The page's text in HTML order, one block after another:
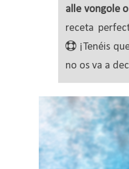
alle vongole
receta
¡Tenéis
no os va a